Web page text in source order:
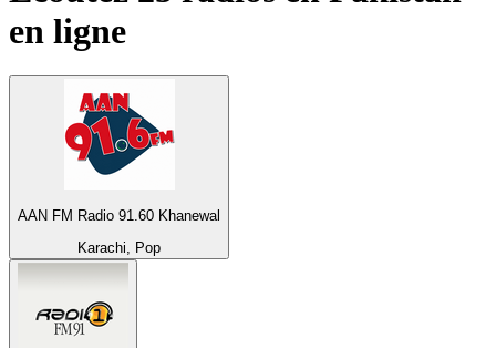
en ligne
AAN FM Radio 91.60 Khanewal
Karachi, Pop